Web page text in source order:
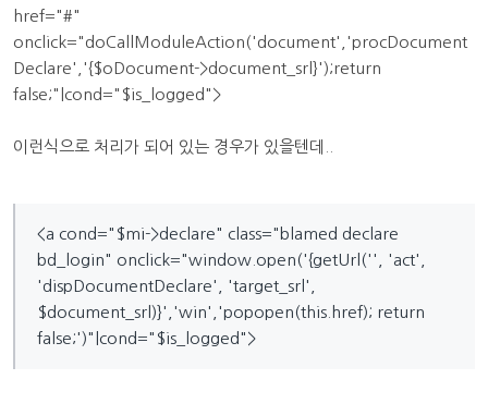
href="#"
onclick="doCallModuleAction('document','procDocument
Declare','{$oDocument->document_srl}');return
false;"|cond="$is_logged">
이런식으로 처리가 되어 있는 경우가 있을텐데..
<a cond="$mi->declare" class="blamed declare
bd_login" onclick="window.open('{getUrl('', 'act',
'dispDocumentDeclare', 'target_srl',
$document_srl)}','win','popopen(this.href); return
false;')"|cond="$is_logged">